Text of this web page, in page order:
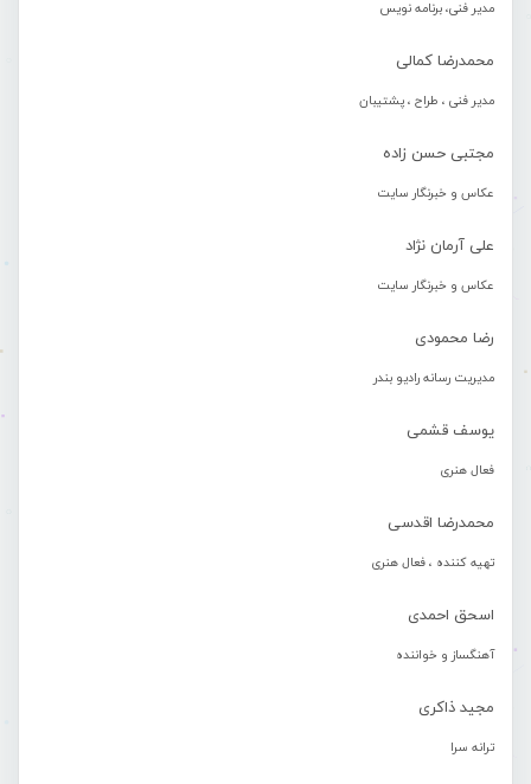
مدیر فنی، برنامه نویس
محمدرضا کمالی
مدیر فنی ، طراح ، پشتیبان
مجتبی حسن زاده
عکاس و خبرنگار سایت
علی آرمان نژاد
عکاس و خبرنگار سایت
رضا محمودی
مدیریت رسانه رادیو بندر
یوسف قشمی
فعال هنری
محمدرضا اقدسی
تهیه کننده ، فعال هنری
اسحق احمدی
آهنگساز و خواننده
مجید ذاکری
ترانه سرا